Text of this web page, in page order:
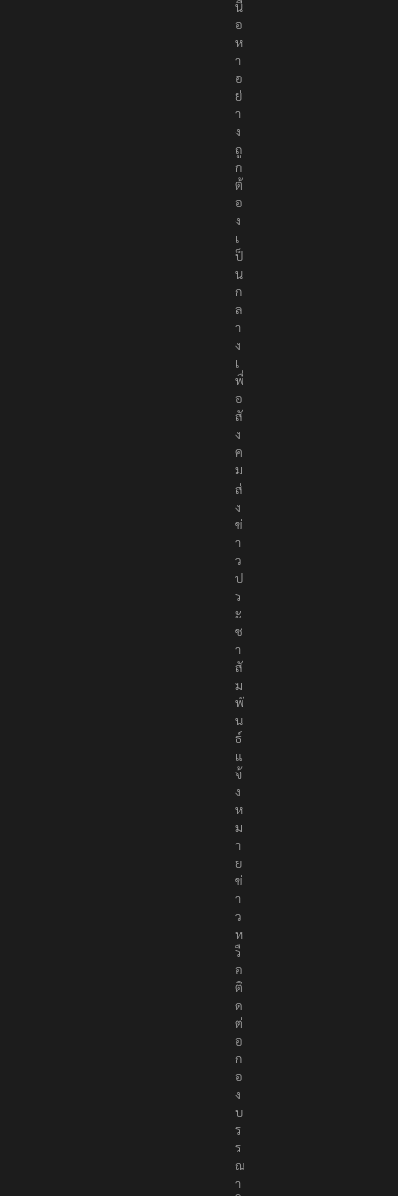
เ
นื้
อ
ห
า
อ
ย่
า
ง
ถู
ก
ต้
อ
ง
เ
ป็
น
ก
ล
า
ง
เ
พื่
อ
สั
ง
ค
ม
ส่
ง
ข่
า
ว
ป
ร
ะ
ช
า
สั
ม
พั
น
ธ์
แ
จ้
ง
ห
ม
า
ย
ข่
า
ว
ห
รื
อ
ติ
ด
ต่
อ
ก
อ
ง
บ
ร
ร
ณ